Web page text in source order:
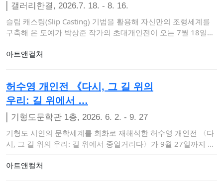
갤러리한결, 2026.7. 18. - 8. 16.
슬립 캐스팅(Slip Casting) 기법을 활용해 자신만의 조형세계를
구축해 온 도예가 박상준 작가의 초대개인전이 오는 7월 18일부
아트앤컬처
허수영 개인전 《다시, 그 길 위의
우리: 길 위에서 …
기형도문학관 1층, 2026. 6. 2. - 9. 27
기형도 시인의 문학세계를 회화로 재해석한 허수영 개인전 〈다
시, 그 길 위의 우리: 길 위에서 중얼거리다〉가 9월 27일까지 기
아트앤컬처